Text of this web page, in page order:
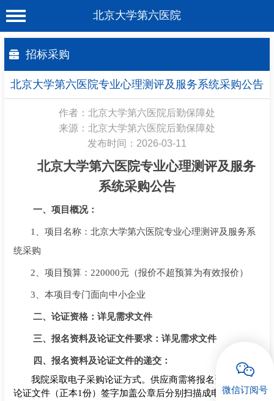
北京大学第六医院
医院概况
科室介绍
专家介绍
就诊服务
科学研究
合作支援
招聘专栏
招标采购
北京大学第六医院专业心理测评及服务系统采购公告
作者：北京大学第六医院后勤保障处
来源：北京大学第六医院后勤保障处
发布时间：2026-03-11
北京大学第六医院专业心理测评及服务
系统采购公告
一、项目概况：
1、项目名称：北京大学第六医院专业心理测评及服务系
统采购
2、项目预算： 220000元（报价不超预算为有效报价）
3、本项 目专门面向中小企业
二、 论证资格：详见需求文件
三、 报名资料及论证文件要求：详见需求文件
四、 报名资料及论证文件的递交：
我院采取电子采购论证方式。供应商需将报名资料、采购
论证文件（正本1份）签字加盖公章后分别扫描成电子版格式
微信订阅号